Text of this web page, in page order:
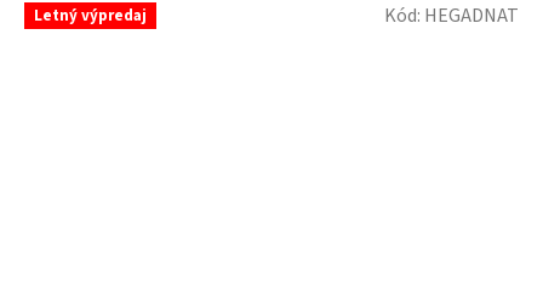
Letný výpredaj Kód: HEGADNAT